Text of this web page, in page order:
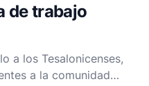
de trabajo
a los Tesalonicenses,
a la comunidad